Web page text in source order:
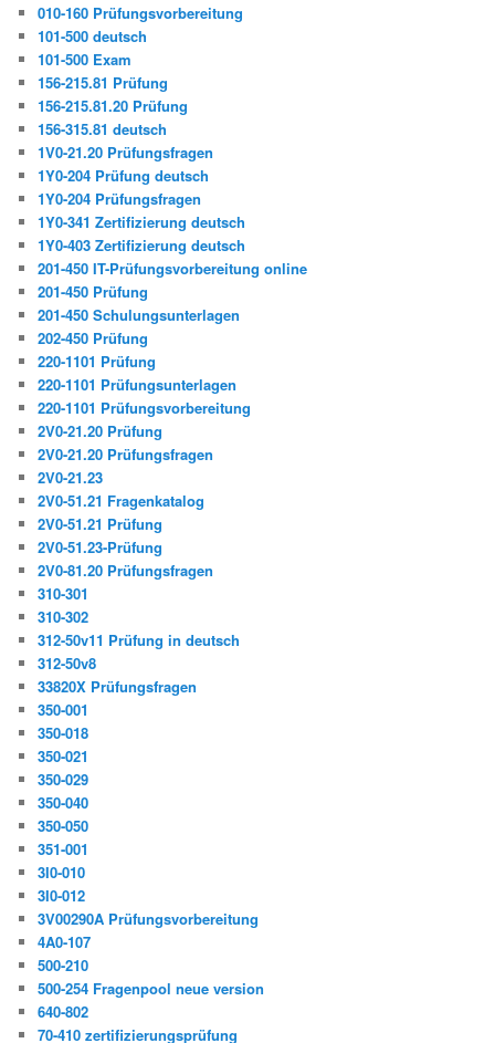
010-160 Prüfungsvorbereitung
101-500 deutsch
101-500 Exam
156-215.81 Prüfung
156-215.81.20 Prüfung
156-315.81 deutsch
1V0-21.20 Prüfungsfragen
1Y0-204 Prüfung deutsch
1Y0-204 Prüfungsfragen
1Y0-341 Zertifizierung deutsch
1Y0-403 Zertifizierung deutsch
201-450 IT-Prüfungsvorbereitung online
201-450 Prüfung
201-450 Schulungsunterlagen
202-450 Prüfung
220-1101 Prüfung
220-1101 Prüfungsunterlagen
220-1101 Prüfungsvorbereitung
2V0-21.20 Prüfung
2V0-21.20 Prüfungsfragen
2V0-21.23
2V0-51.21 Fragenkatalog
2V0-51.21 Prüfung
2V0-51.23-Prüfung
2V0-81.20 Prüfungsfragen
310-301
310-302
312-50v11 Prüfung in deutsch
312-50v8
33820X Prüfungsfragen
350-001
350-018
350-021
350-029
350-040
350-050
351-001
3I0-010
3I0-012
3V00290A Prüfungsvorbereitung
4A0-107
500-210
500-254 Fragenpool neue version
640-802
70-410 zertifizierungsprüfung